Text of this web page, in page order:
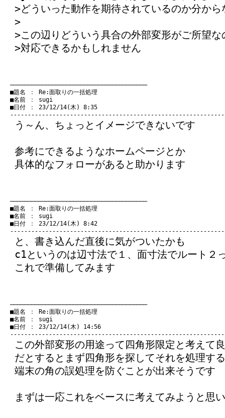
>どういった動作を期待されているのか分から
>
>この辺りどういう具合の外部変形がご所望
>対応できるかもしれません
───────────────────────────────────────
■題名 ： Re:面取りの一括処理
■名前 ： sugi
■日付 ： 23/12/14(木) 8:35
う～ん、ちょっとイメージできないです
参考にできるようなホームページとか
具体的なフォローがあると助かります
───────────────────────────────────────
■題名 ： Re:面取りの一括処理
■名前 ： sugi
■日付 ： 23/12/14(木) 8:42
と、書き込んだ直後に気がついたかも
c1というのは辺寸法で１、面寸法でルート２
これで準備してみます
───────────────────────────────────────
■題名 ： Re:面取りの一括処理
■名前 ： sugi
■日付 ： 23/12/14(木) 14:56
この外部変形の用途って四角形限定と考えて
だとするとまず四角形を探してそれを処理す
端末の角の誤処理を防ぐことが出来そうです
まずは一応これをベースに考えてみようと思